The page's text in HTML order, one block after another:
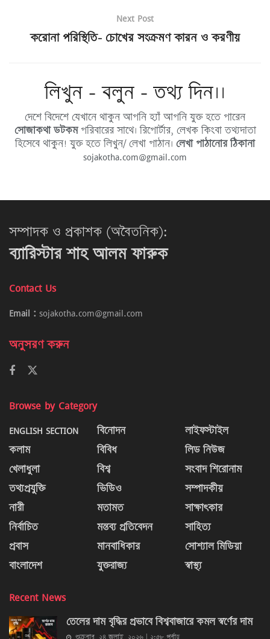
Next Post
করোনা পরিস্থিতি- চোখের সংক্রমণ কারন ও করণীয়
লিখুন - বলুন - তথ্য দিন।।
দেশে বিদেশে যেখানে থাকুন আপনি হ্যাঁ আপনি যুক্ত হতে পারেন
সোজাকথা ডটকমপরিবারের সাথে। রিপোর্টার, লেখক কিংবা তথ্যদাতা
হিসেবে থাকুন! যুক্ত হতে লিখুন/ লেখা পাঠান। লেখা পাঠানোর ঠিকানা
sojakotha.com@gmail.com
সম্পাদক ও প্রকাশক (অবৈতনিক):
ব্যারিস্টার শাহ আলম ফারুক
Contact Us
Email : sojakotha.com@gmail.com
অনুসরণ করুন
Browse by Category
ENGLISH SECTION
কলাম
খেলাধুলা
তথ্যপ্রযুক্তি
নারী
নির্বাচিত
প্রবাস
বাংলাদেশ
বিনোদন
বিবিধ
বিশ্ব
ভিডিও
মতামত
মন্তব্য প্রতিবেদন
মানবাধিকার
যুক্তরাজ্য
লাইফস্টাইল
লিড নিউজ
সংবাদ শিরোনাম
সম্পাদকীয়
সাক্ষাৎকার
সাহিত্য
সোশ্যাল মিডিয়া
স্বাস্থ্য
Recent News
তেলের দাম বৃদ্ধির প্রভাবে বিশ্ববাজারে কমল স্বর্ণের দাম